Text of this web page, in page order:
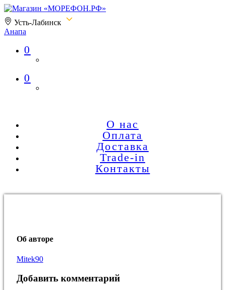
Усть-Лабинск
Анапа
Магазин «МОРЕФОН.РФ»
0
0
О нас
Оплата
Доставка
Trade-in
Контакты
Об авторе
Mitek90
Добавить комментарий